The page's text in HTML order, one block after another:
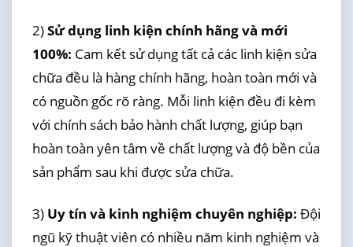
2)Sử dụng linh kiện chính hãng và mới
100%: Cam kết sử dụng tất cả các linh kiện sửa
chữa đều là hàng chính hãng, hoàn toàn mới và
có nguồn gốc rõ ràng. Mỗi linh kiện đều đi kèm
với chính sách bảo hành chất lượng, giúp bạn
hoàn toàn yên tâm về chất lượng và độ bền của
sản phẩm sau khi được sửa chữa.
3) Uy tín và kinh nghiệm chuyên nghiệp: Đội
ngũ kỹ thuật viên có nhiều năm kinh nghiệm và